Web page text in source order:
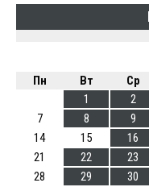
Пн
Вт Ср
1
2
7
8 9
14
15 16
21
22 23
28
29
30